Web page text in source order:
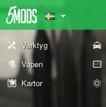
Verktyg
Vapen
Kartor